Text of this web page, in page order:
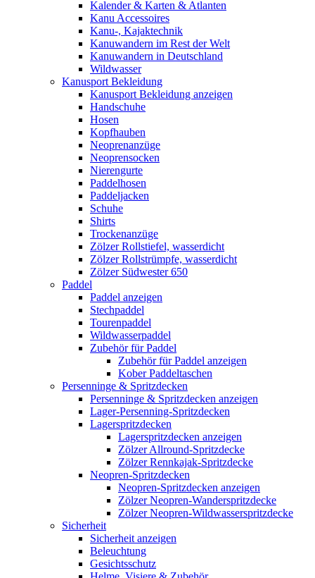
Kalender & Karten & Atlanten
Kanu Accessoires
Kanu-, Kajaktechnik
Kanuwandern im Rest der Welt
Kanuwandern in Deutschland
Wildwasser
Kanusport Bekleidung
Kanusport Bekleidung anzeigen
Handschuhe
Hosen
Kopfhauben
Neoprenanzüge
Neoprensocken
Nierengurte
Paddelhosen
Paddeljacken
Schuhe
Shirts
Trockenanzüge
Zölzer Rollstiefel, wasserdicht
Zölzer Rollstrümpfe, wasserdicht
Zölzer Südwester 650
Paddel
Paddel anzeigen
Stechpaddel
Tourenpaddel
Wildwasserpaddel
Zubehör für Paddel
Zubehör für Paddel anzeigen
Kober Paddeltaschen
Persenninge & Spritzdecken
Persenninge & Spritzdecken anzeigen
Lager-Persenning-Spritzdecken
Lagerspritzdecken
Lagerspritzdecken anzeigen
Zölzer Allround-Spritzdecke
Zölzer Rennkajak-Spritzdecke
Neopren-Spritzdecken
Neopren-Spritzdecken anzeigen
Zölzer Neopren-Wanderspritzdecke
Zölzer Neopren-Wildwasserspritzdecke
Sicherheit
Sicherheit anzeigen
Beleuchtung
Gesichtsschutz